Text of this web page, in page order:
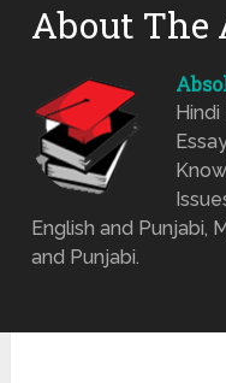
About The
English and Punjabi,
and Punjabi.